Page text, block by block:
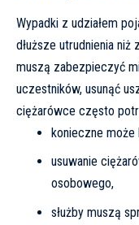
Wypadki z udziałem
dłuższe utrudnienia niż
muszą zabezpieczyć
uczestników, usunąć
ciężarówce często
konieczne może
usuwanie
osobowego,
służby muszą